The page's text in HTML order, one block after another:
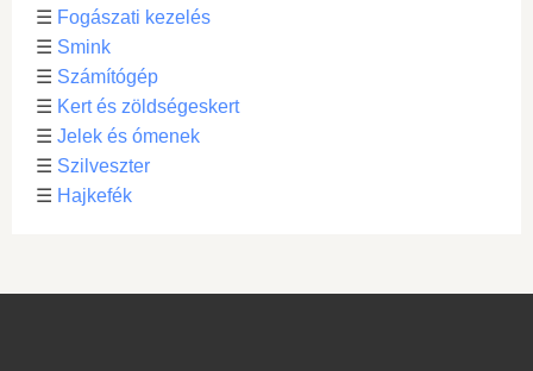
☰ Fogászati kezelés
☰ Smink
☰ Számítógép
☰ Kert és zöldségeskert
☰ Jelek és ómenek
☰ Szilveszter
☰ Hajkefék